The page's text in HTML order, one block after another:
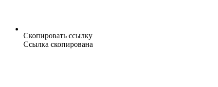
Скопировать ссылку
Ссылка скопирована